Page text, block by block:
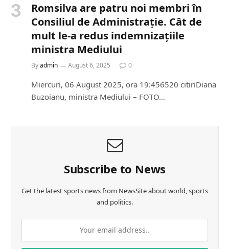
Romsilva are patru noi membri în
Consiliul de Administrație. Cât de
mult le-a redus indemnizațiile
ministra Mediului
Byadmin August 6, 2025 0
Miercuri, 06 August 2025, ora 19:456520 citiriDiana
Buzoianu, ministra Mediului – FOTO…
Subscribe to News
Get the latest sports news from NewsSite about world, sports
and politics.